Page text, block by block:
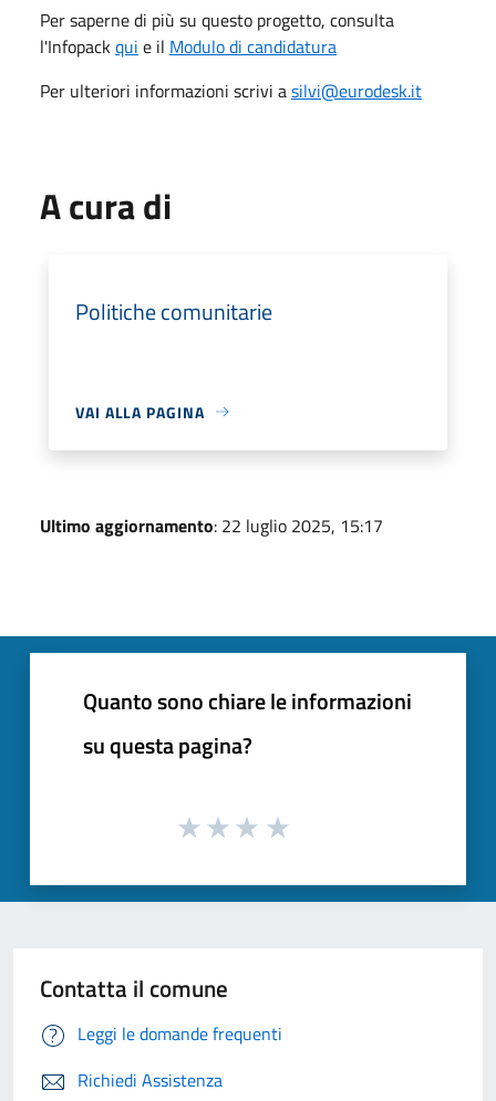
Per saperne di più su questo progetto, consulta
l'Infopackqui e il Modulo di candidatura
Per ulteriori informazioni scrivi asilvi@eurodesk.it
A cura di
Politiche comunitarie
VAI ALLA PAGINA
Ultimo aggiornamento: 22 luglio 2025, 15:17
Quanto sono chiare le informazioni
su questa pagina?
Contatta il comune
Leggi le domande frequenti
Richiedi Assistenza